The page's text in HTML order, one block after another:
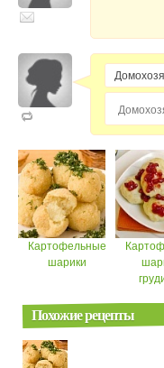
Картофельные
шарики
Похожие рецепты